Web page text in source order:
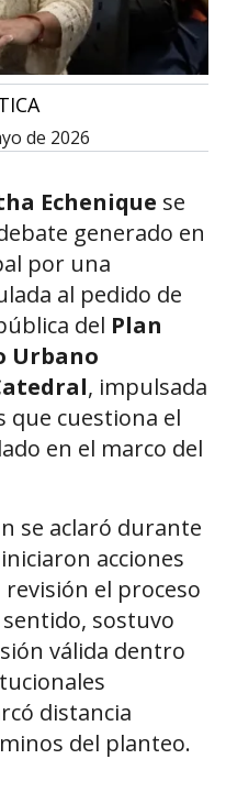
de 2026
Echenique se
generado en
por una
al pedido de
del Plan
Urbano
, impulsada
que cuestiona el
en el marco del
se aclaró durante
acciones
el proceso
sentido, sostuvo
válida dentro
distancia
del planteo.